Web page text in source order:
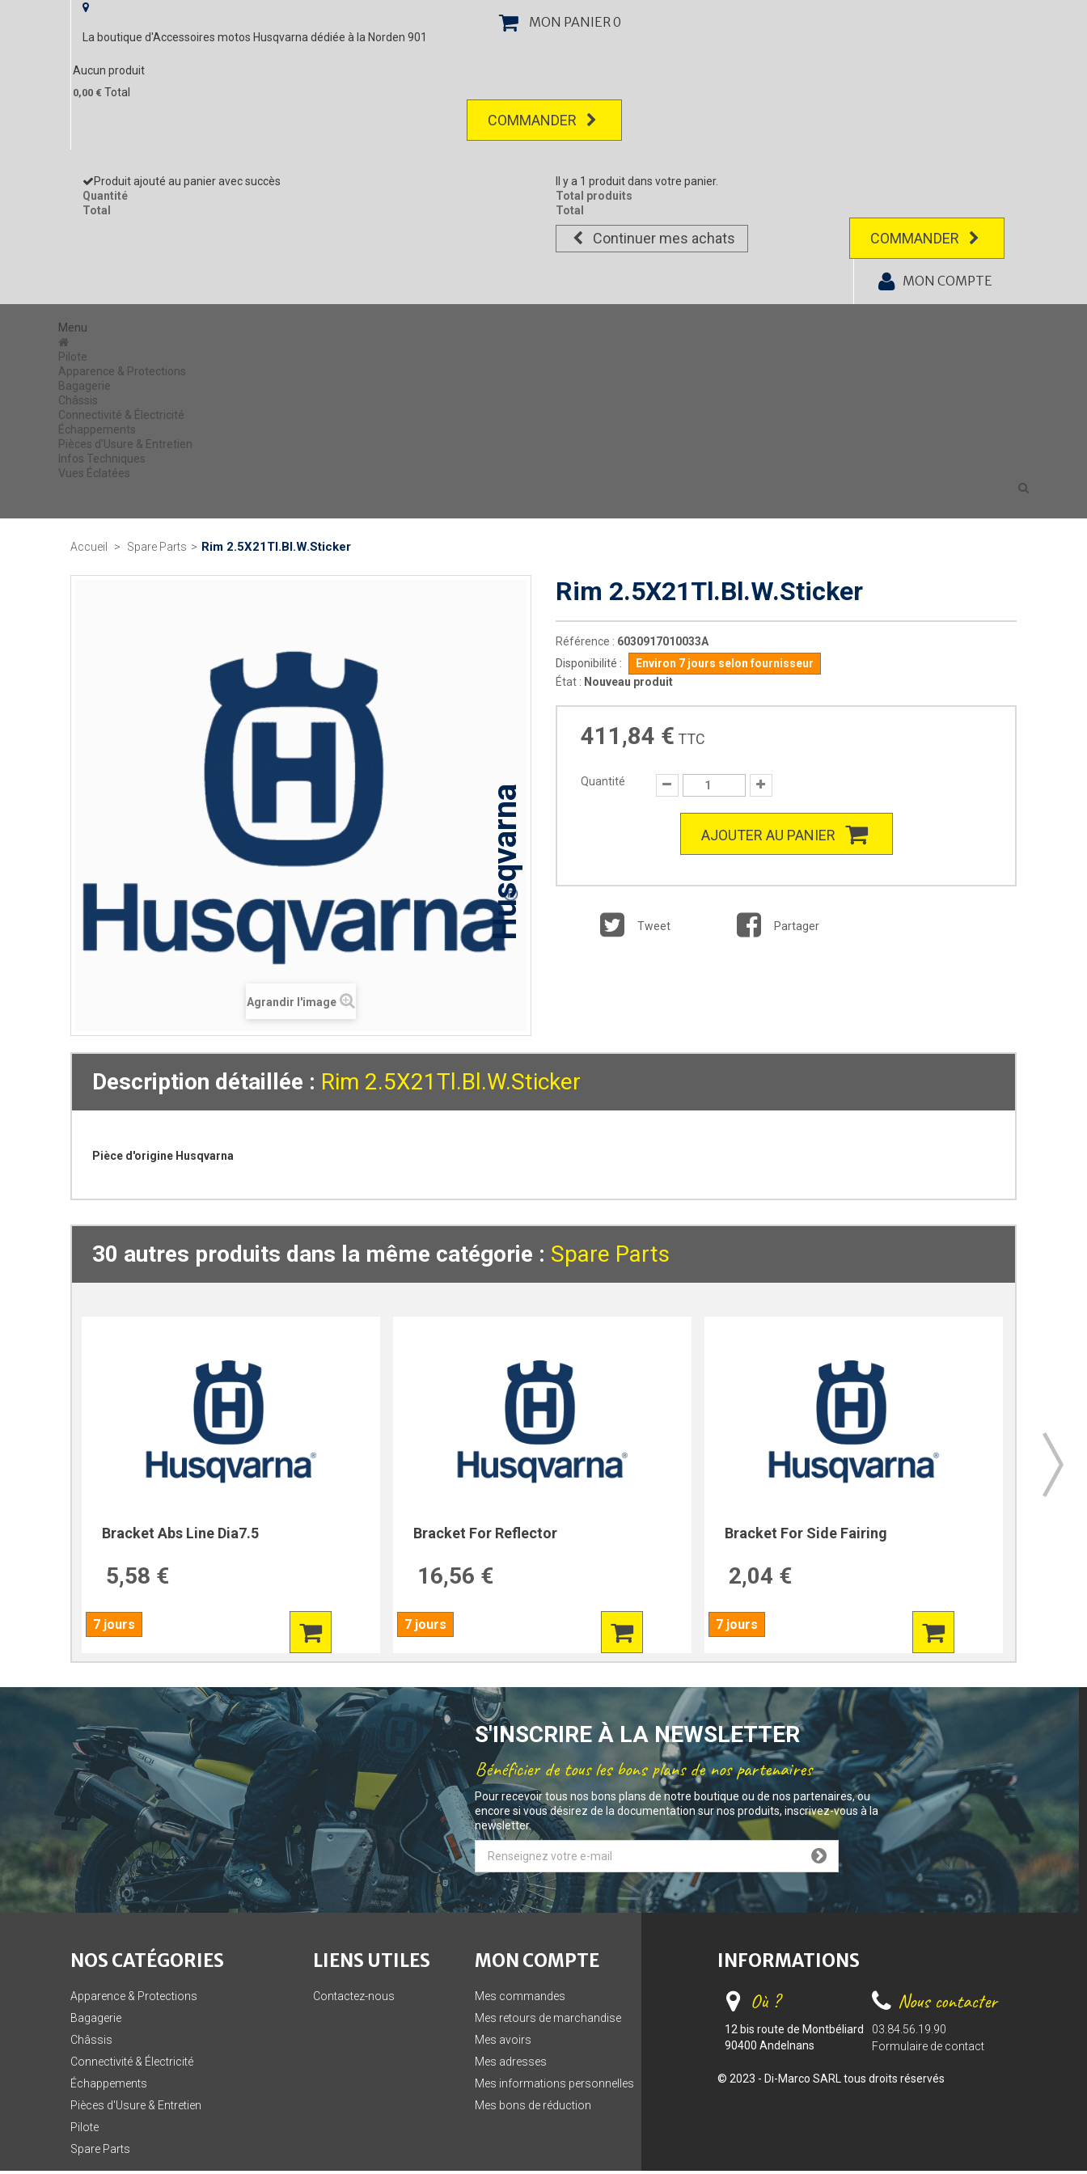
La boutique d'Accessoires motos Husqvarna dédiée à la Norden 901
MON PANIER0
Aucun produit
0,00 € Total
COMMANDER
Produit ajouté au panier avec succès
Quantité
Total
Il y a 1 produit dans votre panier.
Total produits
Total
Continuer mes achats COMMANDER
MON COMPTE
Menu
Pilote
Apparence & Protections
Bagagerie
Châssis
Connectivité & Électricité
Échappements
Pièces d'Usure & Entretien
Infos Techniques
Vues Éclatées
Accueil > Spare Parts > Rim 2.5X21Tl.Bl.W.Sticker
Agrandir l'image
Husqvarna
Rim 2.5X21Tl.Bl.W.Sticker
Référence : 6030917010033A
Disponibilité :
Environ 7 jours selon fournisseur
État : Nouveau produit
411,84 € TTC
Quantité
AJOUTER AU PANIER
Tweet Partager
Description détaillée : Rim 2.5X21Tl.Bl.W.Sticker
Pièce d'origine Husqvarna
30 autres produits dans la même catégorie : Spare Parts
Bracket Abs Line Dia7.5
5,58 €
7 jours
Bracket For Reflector
16,56 €
7 jours
Bracket For Side Fairing
2,04 €
7 jours
S'INSCRIRE À LA NEWSLETTER
Bénéficier de tous les bons plans de nos partenaires
Pour recevoir tous nos bons plans de notre boutique ou de nos partenaires, ou
encore si vous désirez de la documentation sur nos produits, inscrivez-vous à la
newsletter.
NOS CATÉGORIES
Apparence & Protections
Bagagerie
Châssis
Connectivité & Électricité
Échappements
Pièces d'Usure & Entretien
Pilote
Spare Parts
LIENS UTILES
Contactez-nous
MON COMPTE
Mes commandes
Mes retours de marchandise
Mes avoirs
Mes adresses
Mes informations personnelles
Mes bons de réduction
INFORMATIONS
Où ?
12 bis route de Montbéliard
90400 Andelnans
Nous contacter
03.84.56.19.90
Formulaire de contact
© 2023 - Di-Marco SARL tous droits réservés